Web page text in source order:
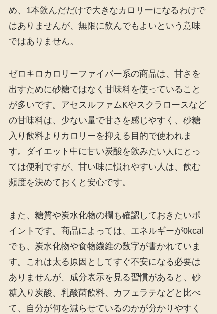
め、1本飲んだだけで大きなカロリーになるわけで
はありませんが、無限に飲んでもよいという意味
ではありません。
ゼロキロカロリーファイバー系の商品は、甘さを
出すために砂糖ではなく甘味料を使っていること
が多いです。アセスルファムKやスクラロースなど
の甘味料は、少ない量で甘さを感じやすく、砂糖
入り飲料よりカロリーを抑える目的で使われま
す。ダイエット中に甘い炭酸を飲みたい人にとっ
ては便利ですが、甘い味に慣れやすい人は、飲む
頻度を決めておくと安心です。
また、糖質や炭水化物の欄も確認しておきたいポ
イントです。商品によっては、エネルギーが0kcal
でも、炭水化物や食物繊維の数字が書かれていま
す。これは太る原因としてすぐ不安になる必要は
ありませんが、成分表示を見る習慣があると、砂
糖入り炭酸、乳酸菌飲料、カフェラテなどと比べ
て、自分が何を減らせているのかが分かりやすく